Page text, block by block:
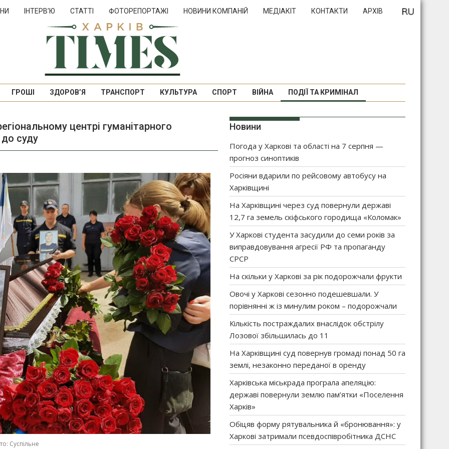
ІНТЕРВ’Ю СТАТТІ ФОТОРЕПОРТАЖІ НОВИНИ КОМПАНІЙ МЕДІАКІТ КОНТАКТИ АРХІВ
ГРОШІ ЗДОРОВ’Я ТРАНСПОРТ КУЛЬТУРА СПОРТ ВІЙНА ПОДІЇ ТА КРИМІНАЛ
центрі гуманітарного
суду
Суспільне
Новини
Погода у Харкові та області на 7 серпня —
прогноз синоптиків
Росіяни вдарили по рейсовому автобусу на
Харківщині
На Харківщині через суд повернули державі
12,7 га земель скіфського городища «Коломак»
У Харкові студента засудили до семи років за
виправдовування агресії РФ та пропаганду
СРСР
На скільки у Харкові за рік подорожчали фрукти
Овочі у Харкові сезонно подешевшали. У
порівнянні ж із минулим роком – подорожчали
Кількість постраждалих внаслідок обстрілу
Лозової збільшилась до 11
На Харківщині суд повернув громаді понад 50 га
землі, незаконно переданої в оренду
Харківська міськрада програла апеляцію:
державі повернули землю пам’ятки «Поселення
Харків»
Обіцяв форму рятувальника й «бронювання»: у
Харкові затримали псевдоспівробітника ДСНС